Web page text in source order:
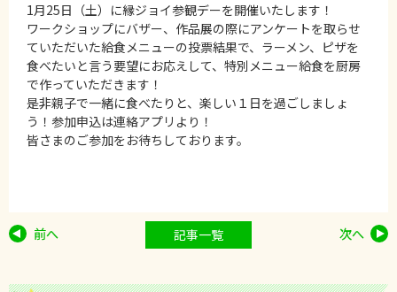
1月25日（土）に縁ジョイ参観デーを開催いたします！
ワークショップにバザー、作品展の際にアンケートを取らせ
ていただいた給食メニューの投票結果で、ラーメン、ピザを
食べたいと言う要望にお応えして、特別メニュー給食を厨房
で作っていただきます！
是非親子で一緒に食べたりと、楽しい１日を過ごしましょ
う！参加申込は連絡アプリより！
皆さまのご参加をお待ちしております。
前へ 次へ
記事一覧